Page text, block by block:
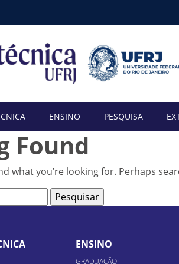
ENSINO PESQUISA
Found
what you’re looking for. Perhaps
ENSINO
GRADUAÇÃO